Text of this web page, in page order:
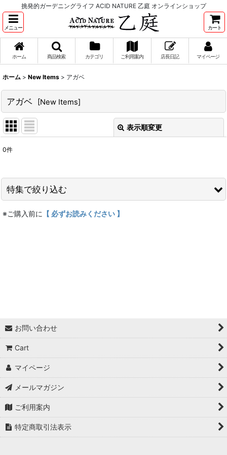
挑発的ガーデニングライフ ACID NATURE 乙庭 オンラインショップ
メニュー カート
ホーム 商品検索 カテゴリ ご利用案内 店長日記 マイページ
ホーム > New Items > アガベ
アガベ [New Items]
表示順変更
並び順 :
絞り込む
0件
特集で絞り込む
ドライ
マンガベ・マンフレダ
エキナセア
ホスタ
アスチルベ
※ご購入前に 【 必ずお読みください 】
お問い合わせ
Cart
マイページ
メールマガジン
ご利用案内
特定商取引法表示